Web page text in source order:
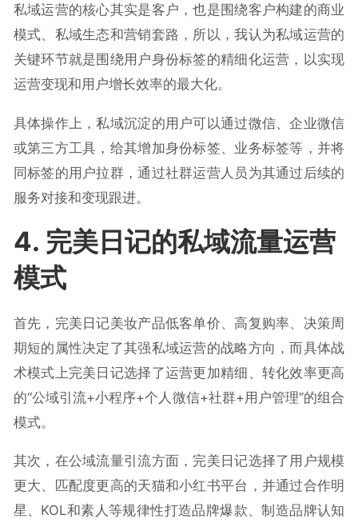
私域运营的核心其实是客户，也是围绕客户构建的商业
模式、私域生态和营销套路，所以，我认为私域运营的
关键环节就是围绕用户身份标签的精细化运营，以实现
运营变现和用户增长效率的最大化。
具体操作上，私域沉淀的用户可以通过微信、企业微信
或第三方工具，给其增加身份标签、业务标签等，并将
同标签的用户拉群，通过社群运营人员为其通过后续的
服务对接和变现跟进。
4. 完美日记的私域流量运营
模式
首先，完美日记美妆产品低客单价、高复购率、决策周
期短的属性决定了其强私域运营的战略方向，而具体战
术模式上完美日记选择了运营更加精细、转化效率更高
的“公域引流+小程序+个人微信+社群+用户管理”的组合
模式。
其次，在公域流量引流方面，完美日记选择了用户规模
更大、匹配度更高的天猫和小红书平台，并通过合作明
星、KOL和素人等规律性打造品牌爆款、制造品牌认知